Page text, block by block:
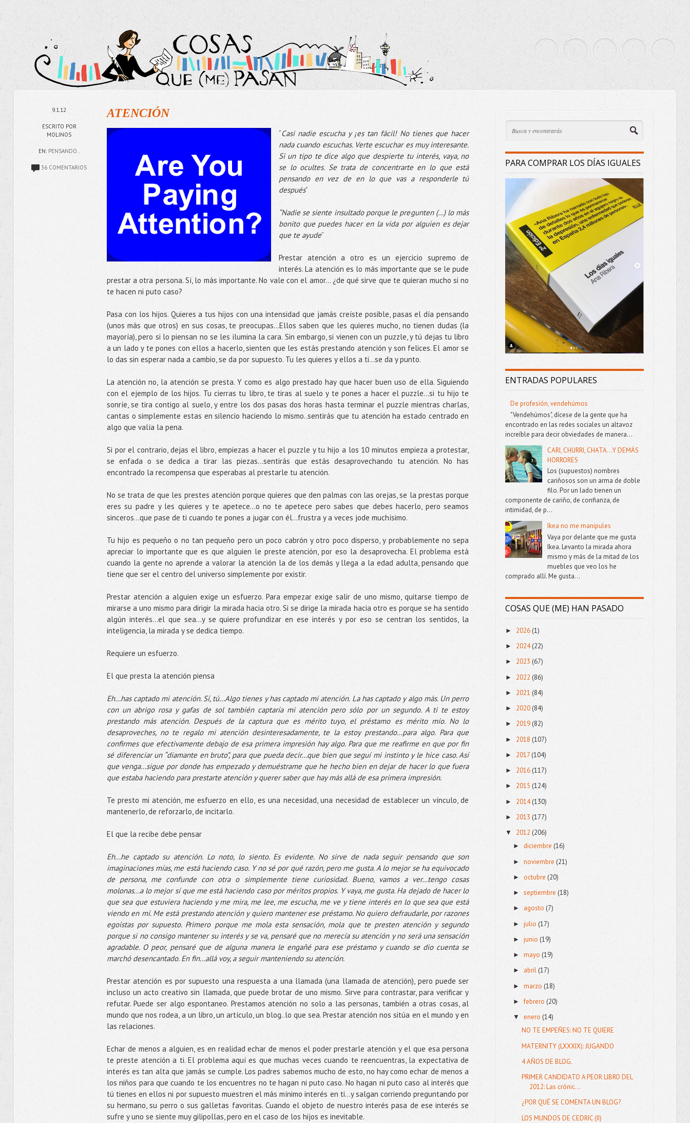
9.1.12
ESCRITO POR
MOLINOS
EN: PENSANDO..
36 COMENTARIOS
ATENCIÓN
“Casi nadie escucha y ¡es tan fácil! No tienes que hacer
nada cuando escuchas. Verte escuchar es muy interesante.
Si un tipo te dice algo que despierte tu interés, vaya, no
se lo ocultes. Se trata de concentrarte en lo que está
pensando en vez de en lo que vas a responderle tú
después”
“Nadie se siente insultado porque le pregunten (…) lo más
bonito que puedes hacer en la vida por alguien es dejar
que te ayude”
Prestar atención a otro es un ejercicio supremo de
interés. La atención es lo más importante que se le pude
prestar a otra persona. Sí, lo más importante. No vale con el amor… ¿de qué sirve que te quieran mucho si no
te hacen ni puto caso?
Pasa con los hijos. Quieres a tus hijos con una intensidad que jamás creíste posible, pasas el día pensando
(unos más que otros) en sus cosas, te preocupas…Ellos saben que les quieres mucho, no tienen dudas (la
mayoría), pero si lo piensan no se les ilumina la cara. Sin embargo, si vienen con un puzzle, y tú dejas tu libro
a un lado y te pones con ellos a hacerlo, sienten que les estás prestando atención y son felices. El amor se
lo das sin esperar nada a cambio, se da por supuesto. Tu les quieres y ellos a ti…se da y punto.
La atención no, la atención se presta. Y como es algo prestado hay que hacer buen uso de ella. Siguiendo
con el ejemplo de los hijos. Tu cierras tu libro, te tiras al suelo y te pones a hacer el puzzle…si tu hijo te
sonríe, se tira contigo al suelo, y entre los dos pasas dos horas hasta terminar el puzzle mientras charlas,
cantas o simplemente estas en silencio haciendo lo mismo..sentirás que tu atención ha estado centrado en
algo que valía la pena.
Si por el contrario, dejas el libro, empiezas a hacer el puzzle y tu hijo a los 10 minutos empieza a protestar,
se enfada o se dedica a tirar las piezas…sentirás que estás desaprovechando tu atención. No has
encontrado la recompensa que esperabas al prestarle tu atención.
No se trata de que les prestes atención porque quieres que den palmas con las orejas, se la prestas porque
eres su padre y les quieres y te apetece...o no te apetece pero sabes que debes hacerlo, pero seamos
sinceros...que pase de ti cuando te pones a jugar con él…frustra y a veces jode muchísimo.
Tu hijo es pequeño o no tan pequeño pero un poco cabrón y otro poco disperso, y probablemente no sepa
apreciar lo importante que es que alguien le preste atención, por eso la desaprovecha. El problema está
cuando la gente no aprende a valorar la atención la de los demás y llega a la edad adulta, pensando que
tiene que ser el centro del universo simplemente por existir.
Prestar atención a alguien exige un esfuerzo. Para empezar exige salir de uno mismo, quitarse tiempo de
mirarse a uno mismo para dirigir la mirada hacia otro. Si se dirige la mirada hacia otro es porque se ha sentido
algún interés…el que sea…y se quiere profundizar en ese interés y por eso se centran los sentidos, la
inteligencia, la mirada y se dedica tiempo.
Requiere un esfuerzo.
El que presta la atención piensa
Eh…has captado mi atención. Sí, tú…Algo tienes y has captado mi atención. La has captado y algo más. Un perro
con un abrigo rosa y gafas de sol también captaría mi atención pero sólo por un segundo. A ti te estoy
prestando más atención. Después de la captura que es mérito tuyo, el préstamo es mérito mío. No lo
desaproveches, no te regalo mi atención desinteresadamente, te la estoy prestando...para algo. Para que
confirmes que efectivamente debajo de esa primera impresión hay algo. Para que me reafirme en que por fin
sé diferenciar un “diamante en bruto”, para que pueda decir…que bien que seguí mi instinto y le hice caso. Así
que venga...sigue por donde has empezado y demuéstrame que he hecho bien en dejar de hacer lo que fuera
que estaba haciendo para prestarte atención y querer saber que hay más allá de esa primera impresión.
Te presto mi atención, me esfuerzo en ello, es una necesidad, una necesidad de establecer un vínculo, de
mantenerlo, de reforzarlo, de incitarlo.
El que la recibe debe pensar
Eh...he captado su atención. Lo noto, lo siento. Es evidente. No sirve de nada seguir pensando que son
imaginaciones mías, me está haciendo caso. Y no sé por qué razón, pero me gusta. A lo mejor se ha equivocado
de persona, me confunde con otra o simplemente tiene curiosidad. Bueno, vamos a ver…tengo cosas
molonas...a lo mejor sí que me está haciendo caso por méritos propios. Y vaya, me gusta. Ha dejado de hacer lo
que sea que estuviera haciendo y me mira, me lee, me escucha, me ve y tiene interés en lo que sea que está
viendo en mí. Me está prestando atención y quiero mantener ese préstamo. No quiero defraudarle, por razones
egoístas por supuesto. Primero porque me mola esta sensación, mola que te presten atención y segundo
porque si no consigo mantener su interés y se va, pensaré que no merecía su atención y no será una sensación
agradable. O peor, pensaré que de alguna manera le engañé para ese préstamo y cuando se dio cuenta se
marchó desencantado. En fin...allá voy, a seguir manteniendo su atención.
Prestar atención es por supuesto una respuesta a una llamada (una llamada de atención), pero puede ser
incluso un acto creativo sin llamada, que puede brotar de uno mismo. Sirve para contrastar, para verificar y
refutar. Puede ser algo espontaneo. Prestamos atención no solo a las personas, también a otras cosas, al
mundo que nos rodea, a un libro, un artículo, un blog..lo que sea. Prestar atención nos sitúa en el mundo y en
las relaciones.
Echar de menos a alguien, es en realidad echar de menos el poder prestarle atención y el que esa persona
te preste atención a ti. El problema aquí es que muchas veces cuando te reencuentras, la expectativa de
interés es tan alta que jamás se cumple. Los padres sabemos mucho de esto, no hay como echar de menos a
los niños para que cuando te los encuentres no te hagan ni puto caso. No hagan ni puto caso al interés que
tú tienes en ellos ni por supuesto muestren el más mínimo interés en ti…y salgan corriendo preguntando por
su hermano, su perro o sus galletas favoritas. Cuando el objeto de nuestro interés pasa de ese interés se
sufre y uno se siente muy gilipollas, pero en el caso de los hijos es inevitable.
PARA COMPRAR LOS DÍAS IGUALES
ENTRADAS POPULARES
De profesión, vendehúmos
"Vendehúmos", dícese de la gente que ha
encontrado en las redes sociales un altavoz
increíble para decir obviedades de manera...
CARI, CHURRI, CHATA...Y DEMÁS
HORRORES
Los (supuestos) nombres
cariñosos son un arma de doble
filo. Por un lado tienen un
componente de cariño, de confianza, de
intimidad, de p...
Ikea no me manipules
Vaya por delante que me gusta
Ikea. Levanto la mirada ahora
mismo y más de la mitad de los
muebles que veo los he
comprado allí. Me gusta...
COSAS QUE (ME) HAN PASADO
► 2026 (1)
► 2024(22)
► 2023 (67)
► 2022 (86)
► 2021 (84)
► 2020(84)
► 2019(82)
► 2018 (107)
► 2017 (104)
► 2016(117)
► 2015 (124)
► 2014(130)
► 2013 (177)
▼ 2012 (206)
►diciembre(16)
►noviembre (21)
► octubre(20)
►septiembre(18)
► agosto(7)
►julio(17)
►junio(19)
►mayo(19)
► abril(17)
►marzo(18)
►febrero(20)
▼enero (14)
NO TE EMPEÑES: NO TE QUIERE
MATERNITY (LXXXIX): JUGANDO
4 AÑOS DE BLOG.
PRIMER CANDIDATO A PEOR LIBRO DEL
2012: Las crónic...
¿POR QUÉ SE COMENTA UN BLOG?
LOS MUNDOS DE CEDRIC (II)